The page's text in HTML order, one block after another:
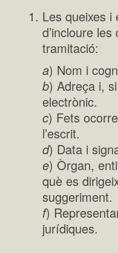
Les queixes i
d’incloure
tramitació:
a) Nom i
b) Adreça i,
electrònic.
c) Fets
l’escrit.
d) Data i
e) Òrgan,
què es
suggeriment.
f)
jurídiques.